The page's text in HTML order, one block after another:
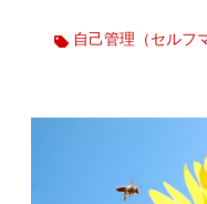
自己管理（セルフ